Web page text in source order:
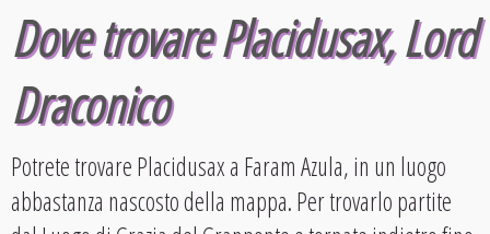
Dove trovare Placidusax, Lord
Draconico
Potrete trovare Placidusax a Faram Azula, in un luogo
abbastanza nascosto della mappa. Per trovarlo partite